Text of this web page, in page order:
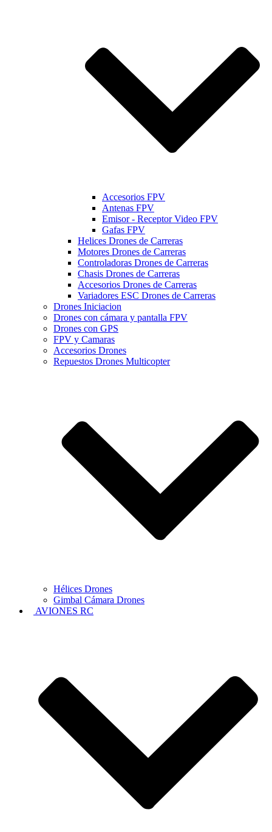
Accesorios FPV
Antenas FPV
Emisor - Receptor Video FPV
Gafas FPV
Helices Drones de Carreras
Motores Drones de Carreras
Controladoras Drones de Carreras
Chasis Drones de Carreras
Accesorios Drones de Carreras
Variadores ESC Drones de Carreras
Drones Iniciacion
Drones con cámara y pantalla FPV
Drones con GPS
FPV y Camaras
Accesorios Drones
Repuestos Drones Multicopter
Hélices Drones
Gimbal Cámara Drones
AVIONES RC